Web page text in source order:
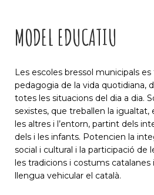
MODEL EDUCATIU
Les escoles bressol municipals
pedagogia de la vida quotidiana,
totes les situacions del dia a dia.
sexistes, que treballen la igualtat,
les altres i l’entorn, partint dels
dels i les infants. Potencien la
social i cultural i la participació de
les tradicions i costums catalanes
llengua vehicular el català.